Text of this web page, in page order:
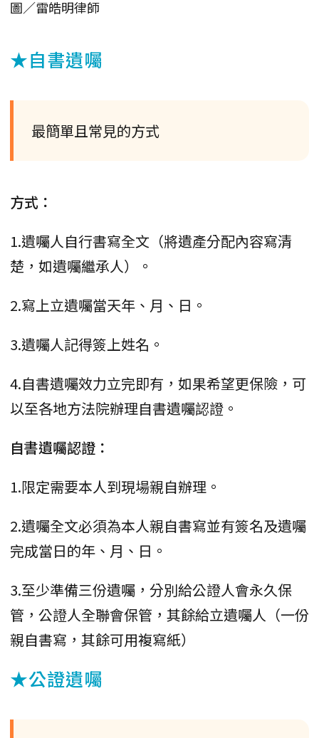
圖／雷皓明律師
★自書遺囑
最簡單且常見的方式
方式：
1.遺囑人自行書寫全文（將遺產分配內容寫清
楚，如遺囑繼承人）。
2.寫上立遺囑當天年、月、日。
3.遺囑人記得簽上姓名。
4.自書遺囑效力立完即有，如果希望更保險，可
以至各地方法院辦理自書遺囑認證。
自書遺囑認證：
1.限定需要本人到現場親自辦理。
2.遺囑全文必須為本人親自書寫並有簽名及遺囑
完成當日的年、月、日。
3.至少準備三份遺囑，分別給公證人會永久保
管，公證人全聯會保管，其餘給立遺囑人（一份
親自書寫，其餘可用複寫紙）
★公證遺囑